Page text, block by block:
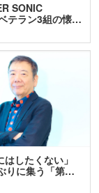
SONIC
テラン3組の懐…
はしたくない」
に集う「第…